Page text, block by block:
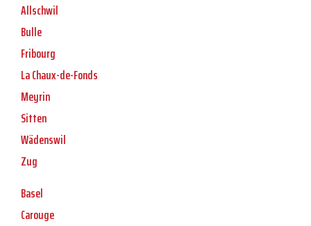
Allschwil
Bulle
Fribourg
La Chaux-de-Fonds
Meyrin
Sitten
Wädenswil
Zug
Basel
Carouge